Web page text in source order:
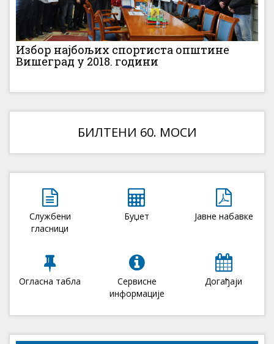
Избор најбољих спортиста општине
Вишеград у 2018. години
БИЛТЕНИ 60. МОСИ
Службени
гласници
Буџет Јавне набавке
Огласна табла
Сервисне
информације
Догађаји